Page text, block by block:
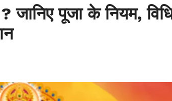
जानिए पूजा के नियम,